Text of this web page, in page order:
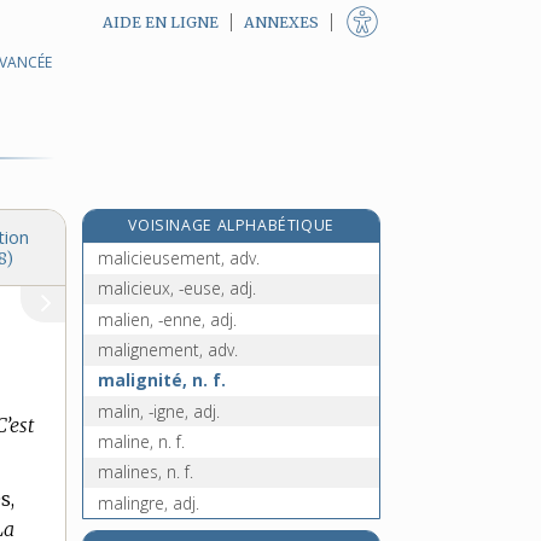
AIDE EN LIGNE ANNEXES
VOISINAGE ALPHABÉTIQUE
malice, n. f.
malicieusement, adv.
malicieux, -euse, adj.
malien, -enne, adj.
malignement, adv.
malignité, n. f.
malin, -igne, adj.
maline, n. f.
malines, n. f.
malingre, adj.
malinké, n. m.